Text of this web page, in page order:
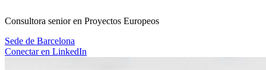
Consultora senior en Proyectos Europeos
Sede de Barcelona
Conectar en LinkedIn